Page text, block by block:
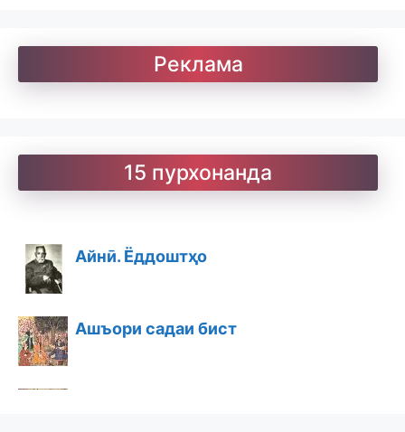
Реклама
15 пурхонанда
Айнӣ. Ёддоштҳо
Ашъори садаи бист